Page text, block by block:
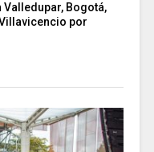
Valledupar, Bogotá,
por